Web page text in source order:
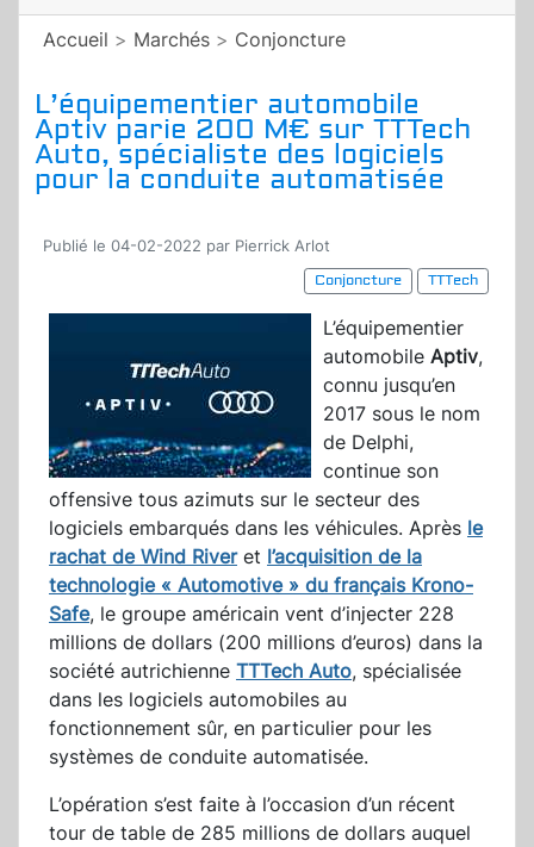
Accueil > Marchés > Conjoncture
L’équipementier automobile
Aptiv parie 200 M€ sur TTTech
Auto, spécialiste des logiciels
pour la conduite automatisée
Publié le 04-02-2022 par Pierrick Arlot
Conjoncture
TTTech
L’équipementier
automobile Aptiv,
connu jusqu’en
2017 sous le nom
de Delphi,
continue son
offensive tous azimuts sur le secteur des
logiciels embarqués dans les véhicules. Après le
rachat de Wind Riveret l’acquisition de la
technologie « Automotive » du français Krono-
Safe, le groupe américain vent d’injecter 228
millions de dollars (200 millions d’euros) dans la
société autrichienne TTTech Auto, spécialisée
dans les logiciels automobiles au
fonctionnement sûr, en particulier pour les
systèmes de conduite automatisée.
L’opération s’est faite à l’occasion d’un récent
tour de table de 285 millions de dollars auquel